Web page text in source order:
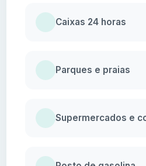
Caixas 24 horas
Parques e praias
Supermercados e